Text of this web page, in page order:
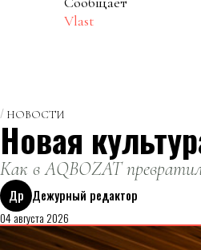
Vlast
НОВОСТИ
Новая
Как в AQBOZAT
Др Дежурный редактор
04 августа 2026